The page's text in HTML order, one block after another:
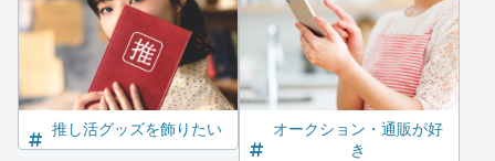
推し活グッズを飾りたい
オークション・通販が好
き